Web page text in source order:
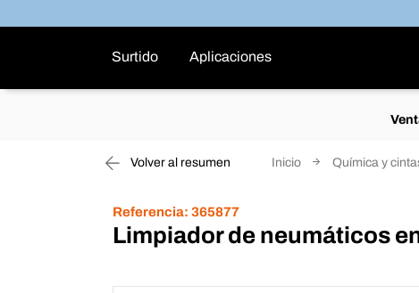
Surtido Aplicaciones
Volver al resumen Inicio Química y
Referencia: 365877
Limpiador de neumáticos